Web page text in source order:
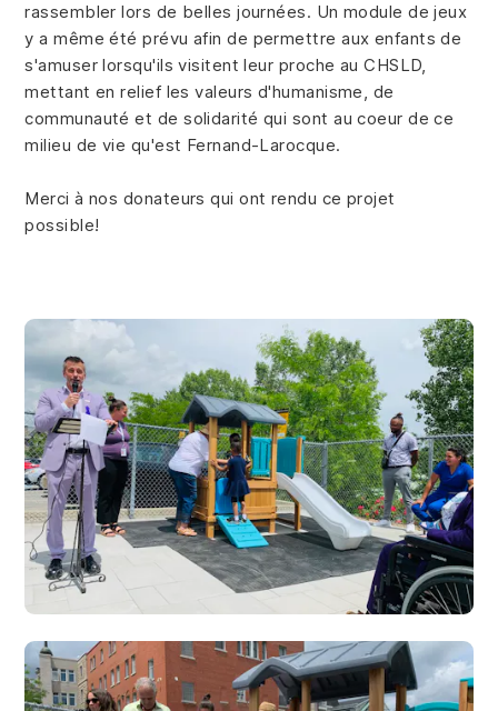
rassembler lors de belles journées. Un module de jeux
y a même été prévu afin de permettre aux enfants de
s'amuser lorsqu'ils visitent leur proche au CHSLD,
mettant en relief les valeurs d'humanisme, de
communauté et de solidarité qui sont au coeur de ce
milieu de vie qu'est Fernand-Larocque.
Merci à nos donateurs qui ont rendu ce projet
possible!